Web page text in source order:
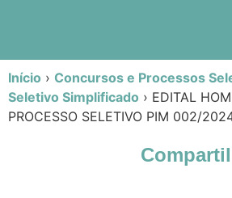
Início › Concursos e Processos
Seletivo Simplificado › EDITAL
PROCESSO SELETIVO PIM 002/